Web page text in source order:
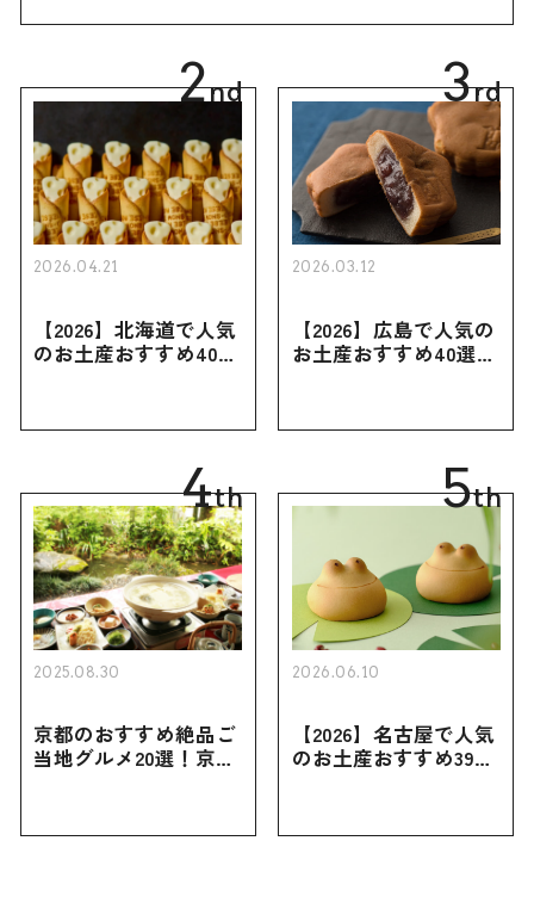
2nd
2026.04.21
【2026】北海道で人気
のお土産おすすめ40選
買えない限定品、女性
3rd
2026.03.12
【2026】広島で人気の
お土産おすすめ40選｜
き用、女性向けまで幅
4th
2025.08.30
京都のおすすめ絶品ご
当地グルメ20選！京都
5th
2026.06.10
【2026】名古屋で人気
のお土産おすすめ39選
お土産・ばらまき用ま